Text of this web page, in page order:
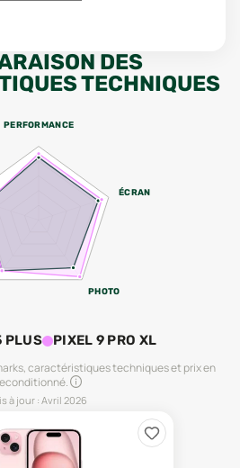
DES
TECHNIQUES
PERFORMANCE
ÉCRAN
PHOTO
PLUS PIXEL 9 PRO XL
caractéristiques techniques et prix en
à jour : Avril 2026